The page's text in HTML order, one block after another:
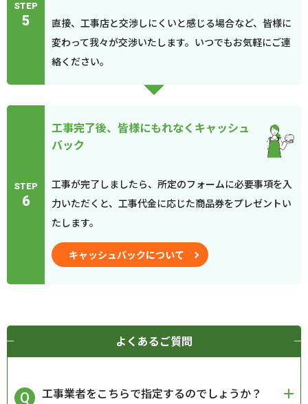
STEP
5
直接、工事店と交渉しにくいと感じる場合など、皆様に
変わって我々が交渉いたします。いつでもお気軽にご連
絡ください。
STEP
6
工事完了後、皆様にもれなくキャッシュ
バック
工事が完了しましたら、所定のフォームに必要事項を入
力いただくと、工事代金に応じた商品券をプレゼントい
たします。
キャッシュバックについて
よくあるご質問
工事業者をこちらで指定するのでしょうか？